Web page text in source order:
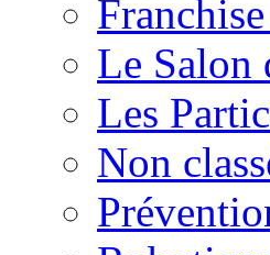
Le Salon
Les
Non